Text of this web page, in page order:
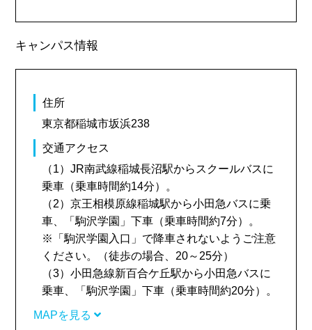
キャンパス情報
住所
東京都稲城市坂浜238
交通アクセス
（1）JR南武線稲城長沼駅からスクールバスに
乗車（乗車時間約14分）。
（2）京王相模原線稲城駅から小田急バスに乗
車、「駒沢学園」下車（乗車時間約7分）。
※「駒沢学園入口」で降車されないようご注意
ください。（徒歩の場合、20～25分）
（3）小田急線新百合ケ丘駅から小田急バスに
乗車、「駒沢学園」下車（乗車時間約20分）。
MAPを見る